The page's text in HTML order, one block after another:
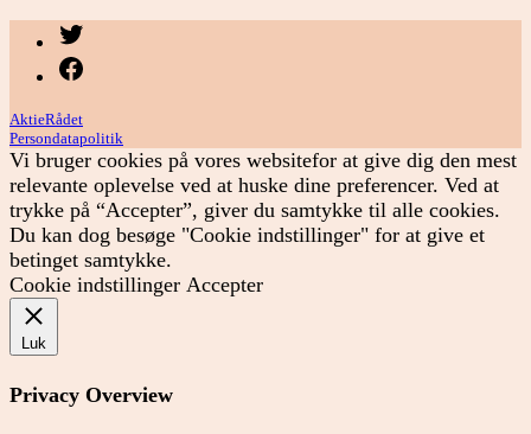
AktieRådet
Persondatapolitik
Vi bruger cookies på vores websitefor at give dig den mest
relevante oplevelse ved at huske dine preferencer. Ved at
trykke på “Accepter”, giver du samtykke til alle cookies.
Du kan dog besøge "Cookie indstillinger" for at give et
betinget samtykke.
Cookie indstillinger Accepter
Luk
Privacy Overview